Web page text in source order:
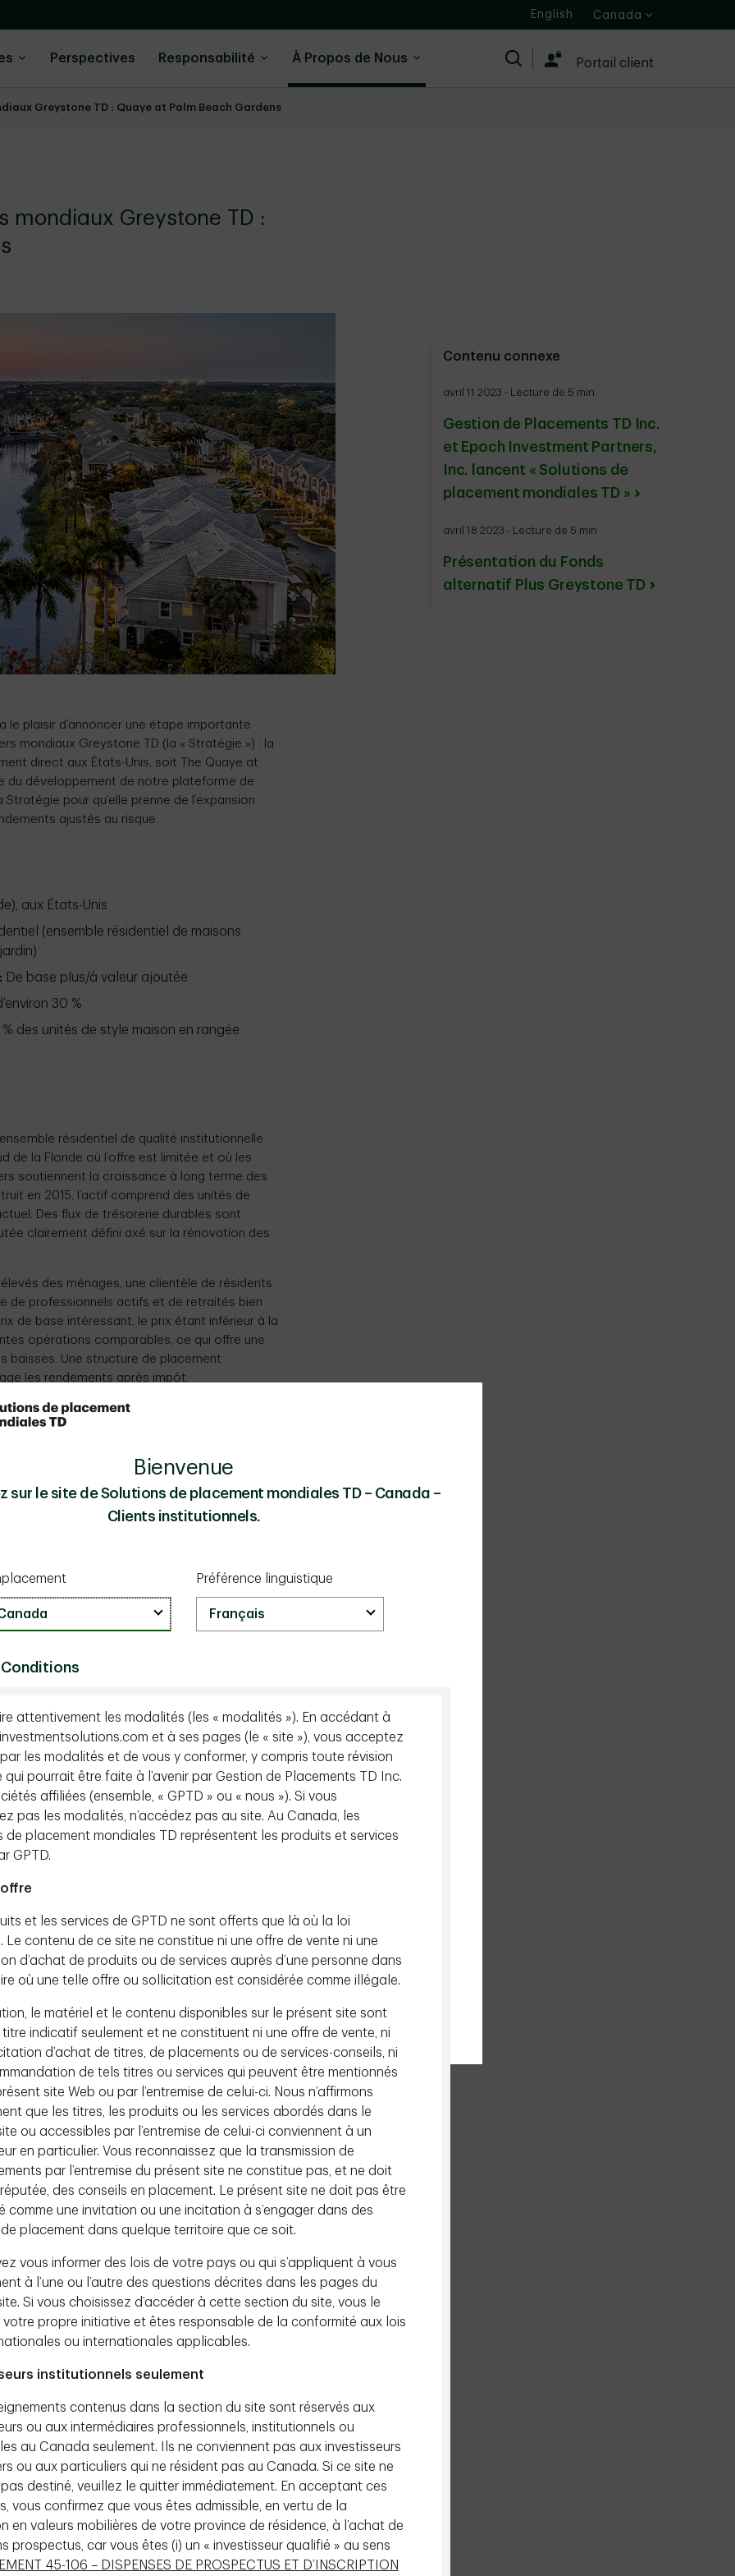
English Canada
Perspectives Responsabilité À Propos de Nous RecherchePortail client
Greystone TD : Quaye at Palm Beach Gardens
mondiaux Greystone TD :
le plaisir d’annoncer une étape importante
mondiaux Greystone TD (la « Stratégie ») : la
direct aux États-Unis, soit The Quaye at
du développement de notre plateforme de
pour qu’elle prenne de l’expansion
ajustés au risque.
aux États-Unis
(ensemble résidentiel de maisons
De base plus/à valeur ajoutée
30 %
des unités de style maison en rangée
résidentiel de qualité institutionnelle
de la Floride où l’offre est limitée et où les
soutiennent la croissance à long terme des
en 2015, l’actif comprend des unités de
Des flux de trésorerie durables sont
clairement défini axé sur la rénovation des
des ménages, une clientèle de résidents
de professionnels actifs et de retraités bien
de base intéressant, le prix étant inférieur à la
opérations comparables, ce qui offre une
baisses. Une structure de placement
les rendements après impôt.
d’atténuation des risques
ciblé de rénovation et
initiatives mises en oeuvre pour des actifs
net d’exploitation (RNE) et l’obtention
soit des maisons en rangée avec garages à
élevé axés sur la famille, ce qui favorise
flux de trésorerie plus faible. Ces facteurs
et del’emploi, la relocalisation
limitée.
par de solides flux de trésorerie actuels et
Une structure prudente du capital
gestion active du risque de taux d’intérêt
avec un partenaire d’exploitation
des co-investisseurs institutionnels de grande
placement
valeur
vers la croissance du RNE grâce à la
des commodités qui soutiennent
demeurent tout de même abordables par
et du marché
dans le sous-marché de Palm Beach
de l’offre et où les obstacles à l’entrée
à long terme et la préservation de la
favorables et le contexte
de soutenir une demande durable.
pour le portefeuille
d’exploitation chevronné et des
qualité. L’opération offre une
portefeuille et fait progresser le
placements directs aux États-Unis de
marque une étape déterminante pour la
TD et la mise en oeuvre réussie de son
à un actif de grande qualité, à des leviers
intégrée contre les baisses, le placement
des rendements ajustés au risque
continue de la plateforme de placements
Ne pas distribuer.
ne servent qu’à des fins d’information. Ils
et les tableaux sont utilisés uniquement à des fins
futurs des placements. Ces
conseils financiers, juridiques, fiscaux, comptables ou
Contenu connexe
avril 11 2023 - Lecture de 5 min
Gestion de Placements TD Inc.
et Epoch Investment Partners,
Inc. lancent « Solutions de
placement mondiales TD »
avril 18 2023 - Lecture de 5 min
Présentation du Fonds
alternatif Plus Greystone TD
Bienvenue
sur le site de Solutions de placement mondiales TD – Canada –
Clients institutionnels.
Préférence linguistique
attentivement les modalités (les « modalités »). En accédant à
et à ses pages (le « site »), vous acceptez
par les modalités et de vous y conformer, y compris toute révision
qui pourrait être faite à l’avenir par Gestion de Placements TD Inc.
affiliées (ensemble, « GPTD » ou « nous »). Si vous
pas les modalités, n’accédez pas au site. Au Canada, les
de placement mondiales TD représentent les produits et services
GPTD.
et les services de GPTD ne sont offerts que là où la loi
Le contenu de ce site ne constitue ni une offre de vente ni une
d’achat de produits ou de services auprès d’une personne dans
où une telle offre ou sollicitation est considérée comme illégale.
le matériel et le contenu disponibles sur le présent site sont
indicatif seulement et ne constituent ni une offre de vente, ni
d’achat de titres, de placements ou de services-conseils, ni
de tels titres ou services qui peuvent être mentionnés
site Web ou par l’entremise de celui-ci. Nous n’affirmons
que les titres, les produits ou les services abordés dans le
ou accessibles par l’entremise de celui-ci conviennent à un
en particulier. Vous reconnaissez que la transmission de
par l’entremise du présent site ne constitue pas, et ne doit
des conseils en placement. Le présent site ne doit pas être
comme une invitation ou une incitation à s’engager dans des
placement dans quelque territoire que ce soit.
vous informer des lois de votre pays ou qui s’appliquent à vous
à l’une ou l’autre des questions décrites dans les pages du
Si vous choisissez d’accéder à cette section du site, vous le
propre initiative et êtes responsable de la conformité aux lois
ou internationales applicables.
institutionnels seulement
contenus dans la section du site sont réservés aux
ou aux intermédiaires professionnels, institutionnels ou
au Canada seulement. Ils ne conviennent pas aux investisseurs
ou aux particuliers qui ne résident pas au Canada. Si ce site ne
destiné, veuillez le quitter immédiatement. En acceptant ces
vous confirmez que vous êtes admissible, en vertu de la
en valeurs mobilières de votre province de résidence, à l’achat de
prospectus, car vous êtes (i) un « investisseur qualifié » au sens
45-106 – DISPENSES DE PROSPECTUS ET D’INSCRIPTION